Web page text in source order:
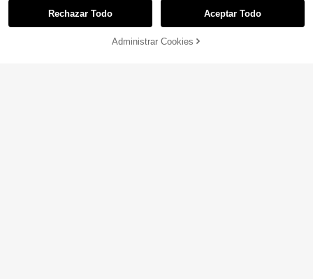
¡10% DE DESCUENTO! AÑADIR A LA BOLSA
Rechazar Todo Aceptar Todo
Administrar Cookies